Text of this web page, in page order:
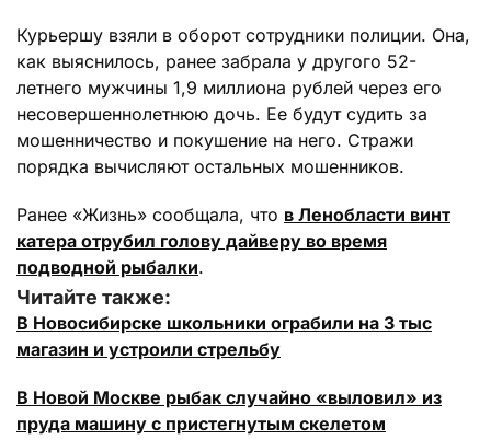
Курьершу взяли в оборот сотрудники полиции. Она,
как выяснилось, ранее забрала у другого 52-
летнего мужчины 1,9 миллиона рублей через его
несовершеннолетнюю дочь. Ее будут судить за
мошенничество и покушение на него. Стражи
порядка вычисляют остальных мошенников.
Ранее «Жизнь» сообщала, что в Ленобласти винт
катера отрубил голову дайверу во время
подводной рыбалки.
Читайте также:
В Новосибирске школьники ограбили на 3 тыс
магазин и устроили стрельбу
В Новой Москве рыбак случайно «выловил» из
пруда машину с пристегнутым скелетом